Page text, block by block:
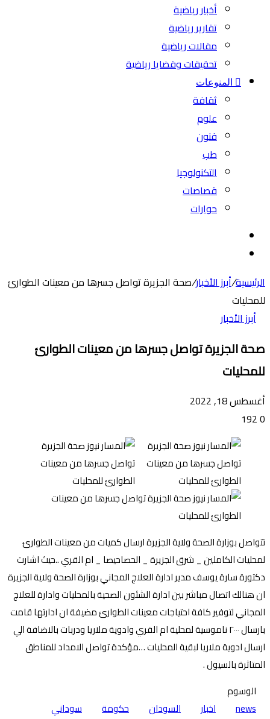
أخبار رياضية
تقارير رياضية
مقالات رياضية
تحقيقات وقضايا رياضية
المنوعات
ثقافة
علوم
فنون
طب
التكنولوجيا
قصاصات
حوارات
المظلم
الرئيسية/أبرز الأخبار/صحة الجزيرة تواصل جسرها من معينات الطوارئ
للمحليات
أبرز الأخبار
صحة الجزيرة تواصل جسرها من معينات الطوارئ
للمحليات
أغسطس 18, 2022
0
تتواصل بوزارة الصحة ولاية الجزيرة ارسال كميات من معينات الطوارئ
لمحليات الكاملين _ شرق الجزيرة _ الحصاحيصا _ ام القري ..حيث اشارت
دكتورة سارة يوسف مدير ادارة العلاج المجاني بوزارة الصحة ولاية الجزيرة
ان هنالك اتصال مباشر بين ادارة الشئون الصحية بالمحليات وادارة للعلاج
المجاني لتوفير كافة احتياجات معينات الطوارئ مضيفة ان ادارتها قامت
بارسال ٢٠٠٠ ناموسية لمحلية ام القري وادوية ملاريا ودربات بالاضافة الي
ارسال ادوية ملاريا لبقية المحليات …مؤكدة تواصل الامداد للمناطق
المتاثرة بالسيول .
الوسوم
news
اخبار السودان حكومة سوداني